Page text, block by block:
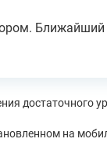
достаточного
на